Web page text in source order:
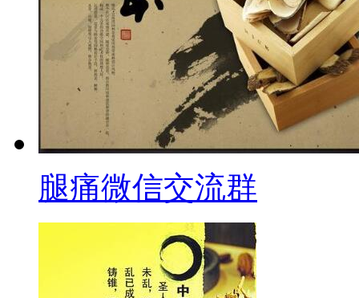
腿痛微信交流群